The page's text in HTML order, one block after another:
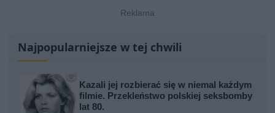
Najpopularniejsze w tej chwili
Kazali jej rozbierać się w niemal każdym
filmie. Przekleństwo polskiej seksbomby
lat 80.